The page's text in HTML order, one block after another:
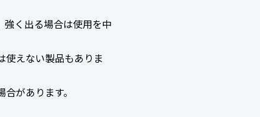
く出る場合は使用を中
使えない製品もありま
があります。